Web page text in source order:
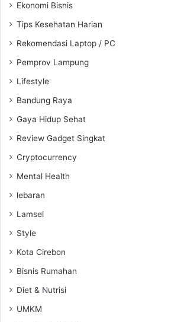
Ekonomi Bisnis
Tips Kesehatan Harian
Rekomendasi Laptop / PC
Pemprov Lampung
Lifestyle
Bandung Raya
Gaya Hidup Sehat
Review Gadget Singkat
Cryptocurrency
Mental Health
lebaran
Lamsel
Style
Kota Cirebon
Bisnis Rumahan
Diet & Nutrisi
UMKM